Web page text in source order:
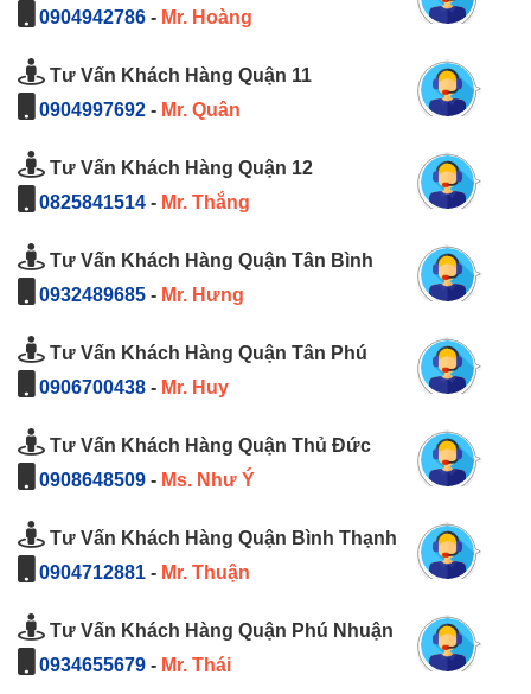
0904942786 - Mr. Hoàng
Tư Vấn Khách Hàng Quận 11
0904997692 - Mr. Quân
Tư Vấn Khách Hàng Quận 12
0825841514 - Mr. Thắng
Tư Vấn Khách Hàng Quận Tân Bình
0932489685 - Mr. Hưng
Tư Vấn Khách Hàng Quận Tân Phú
0906700438 - Mr. Huy
Tư Vấn Khách Hàng Quận Thủ Đức
0908648509 - Ms. Như Ý
Tư Vấn Khách Hàng Quận Bình Thạnh
0904712881 - Mr. Thuận
Tư Vấn Khách Hàng Quận Phú Nhuận
0934655679 - Mr. Thái